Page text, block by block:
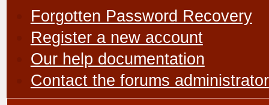
Forgotten Password Recovery
Register a new account
Our help documentation
Contact the forums administrator